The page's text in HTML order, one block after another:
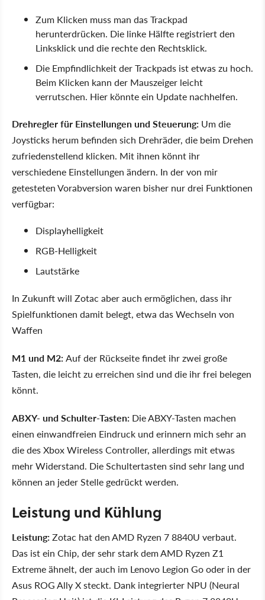
Zum Klicken muss man das Trackpad
herunterdrücken. Die linke Hälfte registriert den
Linksklick und die rechte den Rechtsklick.
Die Empfindlichkeit der Trackpads ist etwas zu hoch.
Beim Klicken kann der Mauszeiger leicht
verrutschen. Hier könnte ein Update nachhelfen.
Drehregler für Einstellungen und Steuerung: Um die
Joysticks herum befinden sich Drehräder, die beim Drehen
zufriedenstellend klicken. Mit ihnen könnt ihr
verschiedene Einstellungen ändern. In der von mir
getesteten Vorabversion waren bisher nur drei Funktionen
verfügbar:
Displayhelligkeit
RGB-Helligkeit
Lautstärke
In Zukunft will Zotac aber auch ermöglichen, dass ihr
Spielfunktionen damit belegt, etwa das Wechseln von
Waffen
M1 und M2:Auf der Rückseite findet ihr zwei große
Tasten, die leicht zu erreichen sind und die ihr frei belegen
könnt.
ABXY- und Schulter-Tasten: Die ABXY-Tasten machen
einen einwandfreien Eindruck und erinnern mich sehr an
die des Xbox Wireless Controller, allerdings mit etwas
mehr Widerstand. Die Schultertasten sind sehr lang und
können an jeder Stelle gedrückt werden.
Leistung und Kühlung
Leistung:Zotac hat den AMD Ryzen 7 8840U verbaut.
Das ist ein Chip, der sehr stark dem AMD Ryzen Z1
Extreme ähnelt, der auch im Lenovo Legion Go oder in der
Asus ROG Ally X steckt. Dank integrierter NPU (Neural